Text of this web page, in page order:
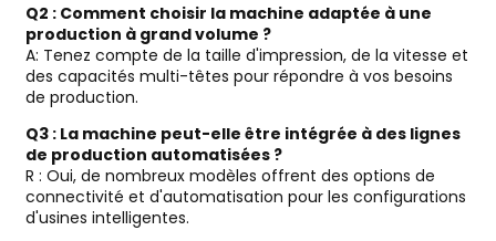
Q2 : Comment choisir la machine adaptée à une
production à grand volume ?
A: Tenez compte de la taille d'impression, de la vitesse et
des capacités multi-têtes pour répondre à vos besoins
de production.
Q3 : La machine peut-elle être intégrée à des lignes
de production automatisées ?
R : Oui, de nombreux modèles offrent des options de
connectivité et d'automatisation pour les configurations
d'usines intelligentes.